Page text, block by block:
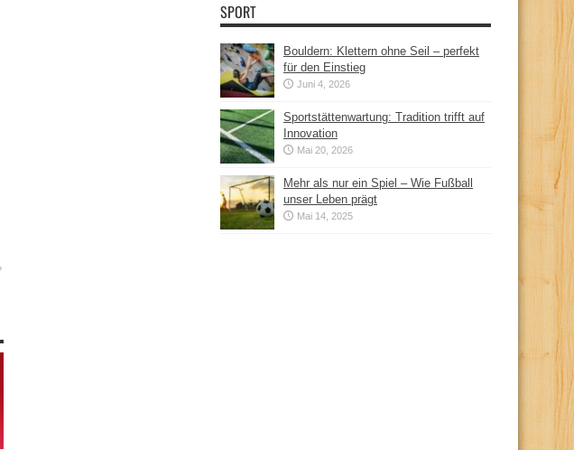
SPORT
Bouldern: Klettern ohne Seil – perfekt
für den Einstieg
Juni 4, 2026
Sportstättenwartung: Tradition trifft auf
Innovation
Mai 20, 2026
Mehr als nur ein Spiel – Wie Fußball
unser Leben prägt
Mai 14, 2025